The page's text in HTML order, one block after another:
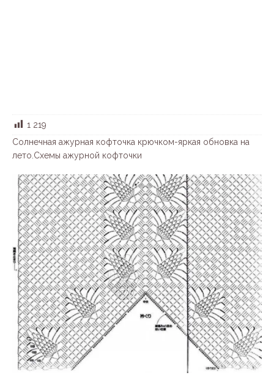
1 219
Солнечная ажурная кофточка крючком-яркая обновка на
лето.Схемы ажурной кофточки